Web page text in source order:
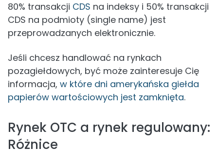
80% transakcji CDS na indeksy i 50% transakcji
CDS na podmioty (single name) jest
przeprowadzanych elektronicznie.
Jeśli chcesz handlować na rynkach
pozagiełdowych, być może zainteresuje Cię
informacja, w które dni amerykańska giełda
papierów wartościowych jest zamknięta.
Rynek OTC a rynek regulowany:
Różnice